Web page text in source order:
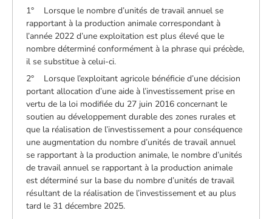
1° Lorsque le nombre d’unités de travail annuel se
rapportant à la production animale correspondant à
l’année 2022 d’une exploitation est plus élevé que le
nombre déterminé conformément à la phrase qui précède,
il se substitue à celui-ci.
2° Lorsque l’exploitant agricole bénéficie d’une décision
portant allocation d’une aide à l’investissement prise en
vertu de la loi modifiée du 27 juin 2016 concernant le
soutien au développement durable des zones rurales et
que la réalisation de l’investissement a pour conséquence
une augmentation du nombre d’unités de travail annuel
se rapportant à la production animale, le nombre d’unités
de travail annuel se rapportant à la production animale
est déterminé sur la base du nombre d’unités de travail
résultant de la réalisation de l’investissement et au plus
tard le 31 décembre 2025.​